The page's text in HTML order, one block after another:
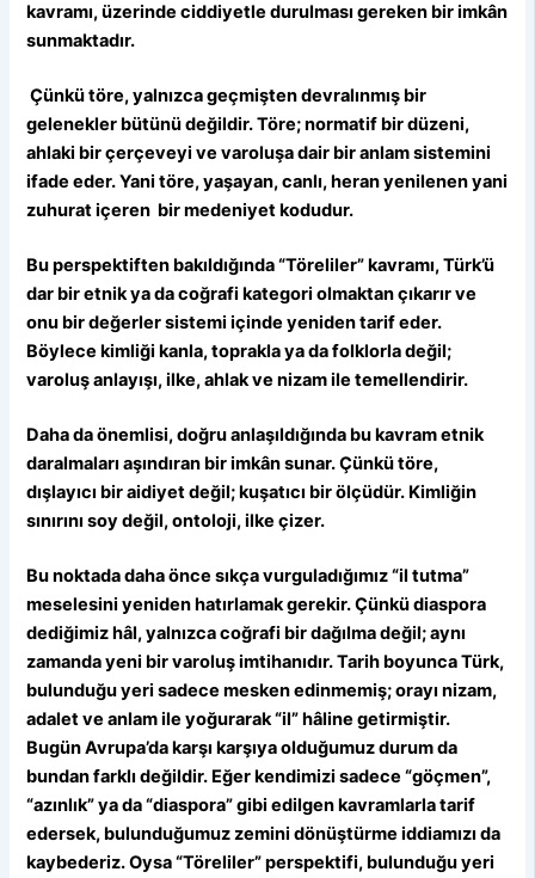
kavramı, üzerinde ciddiyetle durulması gereken bir imkân
sunmaktadır.
Çünkü töre, yalnızca geçmişten devralınmış bir
gelenekler bütünü değildir. Töre; normatif bir düzeni,
ahlaki bir çerçeveyi ve varoluşa dair bir anlam sistemini
ifade eder. Yani töre, yaşayan, canlı, heran yenilenen yani
zuhurat içeren bir medeniyet kodudur.
Bu perspektiften bakıldığında “Töreliler” kavramı, Türk’ü
dar bir etnik ya da coğrafi kategori olmaktan çıkarır ve
onu bir değerler sistemi içinde yeniden tarif eder.
Böylece kimliği kanla, toprakla ya da folklorla değil;
varoluş anlayışı, ilke, ahlak ve nizam ile temellendirir.
Daha da önemlisi, doğru anlaşıldığında bu kavram etnik
daralmaları aşındıran bir imkân sunar. Çünkü töre,
dışlayıcı bir aidiyet değil; kuşatıcı bir ölçüdür. Kimliğin
sınırını soy değil, ontoloji, ilke çizer.
Bu noktada daha önce sıkça vurguladığımız “il tutma”
meselesini yeniden hatırlamak gerekir. Çünkü diaspora
dediğimiz hâl, yalnızca coğrafi bir dağılma değil; aynı
zamanda yeni bir varoluş imtihanıdır. Tarih boyunca Türk,
bulunduğu yeri sadece mesken edinmemiş; orayı nizam,
adalet ve anlam ile yoğurarak “il” hâline getirmiştir.
Bugün Avrupa’da karşı karşıya olduğumuz durum da
bundan farklı değildir. Eğer kendimizi sadece “göçmen”,
“azınlık” ya da “diaspora” gibi edilgen kavramlarla tarif
edersek, bulunduğumuz zemini dönüştürme iddiamızı da
kaybederiz. Oysa “Töreliler” perspektifi, bulunduğu yeri